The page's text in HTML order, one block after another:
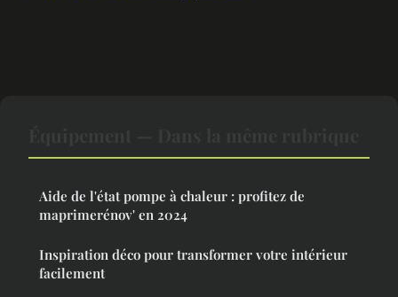
Aide de l'état pompe à chaleur : profitez de
maprimerénov' en 2024
Inspiration déco pour transformer votre intérieur
facilement